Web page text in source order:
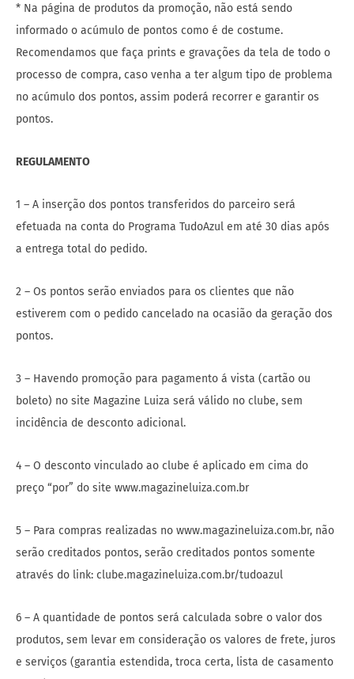
* Na página de produtos da promoção, não está sendo
informado o acúmulo de pontos como é de costume.
Recomendamos que faça prints e gravações da tela de todo o
processo de compra, caso venha a ter algum tipo de problema
no acúmulo dos pontos, assim poderá recorrer e garantir os
pontos.
REGULAMENTO
1 – A inserção dos pontos transferidos do parceiro será
efetuada na conta do Programa TudoAzul em até 30 dias após
a entrega total do pedido.
2 – Os pontos serão enviados para os clientes que não
estiverem com o pedido cancelado na ocasião da geração dos
pontos.
3 – Havendo promoção para pagamento á vista (cartão ou
boleto) no site Magazine Luiza será válido no clube, sem
incidência de desconto adicional.
4 – O desconto vinculado ao clube é aplicado em cima do
preço “por” do site www.magazineluiza.com.br
5 – Para compras realizadas no www.magazineluiza.com.br, não
serão creditados pontos, serão creditados pontos somente
através do link: clube.magazineluiza.com.br/tudoazul
6 – A quantidade de pontos será calculada sobre o valor dos
produtos, sem levar em consideração os valores de frete, juros
e serviços (garantia estendida, troca certa, lista de casamento